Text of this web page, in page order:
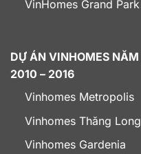
VinHomes Grand Park
DỰ ÁN VINHOMES NĂM
2010 – 2016
Vinhomes Metropolis
Vinhomes Thăng Long
Vinhomes Gardenia